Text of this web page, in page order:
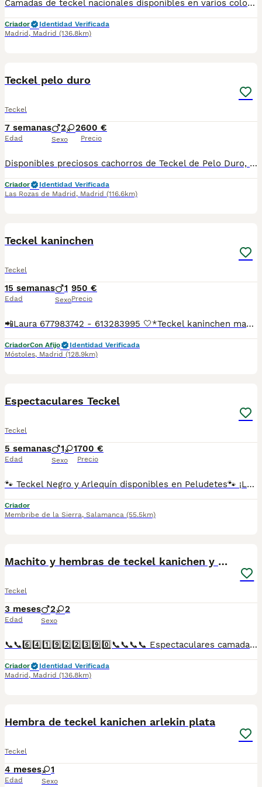
Camadas de teckel nacionales disponibles en varios colores y tonalidades. Machos y hembras. Criadores responsables y familiares. Se entregan a partir de 2 meses de edad y sus vacunas correspondientes, desparasitados. Todos los cachorros son descendientes de las mejores líneas nacionales. Se entregan en toda España con transporte de alta calidad preparado para animales, van en vehículo climatizado con chófer particular a cargo del comprador. Si tienes dudas o consultas sobre la raza, podemos resolver tus dudas por whats app ;) Abogamos por una cría nacional (no en países del este) en un ambiente familiar con personas con vocación en una cría ética y responsable, y que por encima de todo, aman a los animales Teléfono / Whats app: 641 92 23 90
Criador
Identidad Verificada
Madrid , Madrid (136.8km)
Teckel pelo duro
Teckel
7 semanas
Edad
2 2
Sexo
600 €
Precio
Disponibles preciosos cachorros de Teckel de Pelo Duro, criados en ambiente familiar y acostumbrados al contacto diario. Muy sociables, cariñosos y con el carácter valiente y divertido que caracteriza a la raza. Procedentes de padres seleccionados por salud, morfología y temperamento. Cachorros equilibrados y perfectamente adaptados a la convivencia familiar. Se entregan con: ✔ Microchip ✔ Pasaporte veterinario ✔ Mínimo dos vacunas ✔ Desparasitaciones al día ✔ Contrato y asesoramiento El Teckel de Pelo Duro destaca por su inteligencia, personalidad y gran apego a sus propietarios. Una raza ideal tanto para compañía como para personas activas. Posibilidad de envío a toda España, incluidas Baleares y Canarias. Contactar por teléfono o WhatsApp para fotos, vídeos y disponibilidad.
Criador
Identidad Verificada
Las Rozas de Madrid , Madrid (116.6km)
Teckel kaninchen
Teckel
15 semanas
Edad
1
Sexo
950 €
Precio
📲Laura 677983742 - 613283995 🤍*Teckel kaninchen macho negro fuego*🤍 ¿Buscas un nuevo compañero para tu hogar? ❤️ Tenemos preciosos cachorros listos para encontrar una familia responsable. ✅ Vacunados ✅ Desparasitados ✅ Cartilla sanitaria ✅ Garantías incluidas ✅ Máxima atención y cuidado Se hacen envíos a toda España: Andalucía: Almería, Cádiz, Córdoba, Granada, Huelva, Jaén, Málaga, Sevilla.Aragón: Huesca, Teruel, Zaragoza.Asturias: Oviedo.Baleares: Palma.Canarias: Las Palmas de Gran Canaria, Santa Cruz de Tenerife.Cantabria: Santander.Castilla-La Mancha: Albacete, Ciudad Real, Cuenca, Guadalajara, Toledo.Castilla y León: Ávila, Burgos, León, Palencia, Salamanca, Segovia, Soria, Valladolid, Zamora.Cataluña: Barcelona, Gerona (Girona), Lérida (Lleida), Tarragona.Comunidad Valenciana: Alicante, Castellón de la Plana, Valencia.Extremadura: Badajoz, Cáceres.Galicia: La Coruña (A Coruña), Lugo, Orense (Ourense), Pontevedra.La Rioja: Logroño.Madrid: Madrid.Murcia: Murcia.Navarra: Pamplona.País Vasco: Bilbao (Vizcaya), San Sebastián (Guipúzcoa), Vitoria (Álava). 🐾 Cachorros sanos, sociables y criados con mucho cariño. 📲 ¡Pregunta sin compromiso por disponibilidad, fotos y precios por mensaje privado!
CriadorCon Afijo
Identidad Verificada
Móstoles, Madrid (128.9km)
Espectaculares Teckel
Teckel
5 semanas
Edad
1 1
Sexo
700 €
Precio
🐾 Teckel Negro y Arlequín disponibles en Peludetes🐾 ¡Los pequeños más simpáticos ya te están esperando! ❤️ ✔️ Criados con mucho cariño y socializados desde pequeños. ✔️ Se entregan vacunados, desparasitados, con microchip y cartilla veterinaria. ✔️ Garantía sanitaria y asesoramiento antes y después de la entrega. El Teckel es un compañero alegre, inteligente y muy cariñoso, ideal para familias y para quienes buscan un perro fiel y divertido. 📍 Peludetes Salamanca 📲 Escríbenos por WhatsApp para más información, fotos, vídeos y disponibilidad.
Criador
Membribe de la Sierra, Salamanca (55.5km)
Machito y hembras de teckel kanichen y miniatura
Teckel
3 meses
Edad
2 2
Sexo
📞📞6️⃣4️⃣1️⃣9️⃣2️⃣2️⃣3️⃣9️⃣0️⃣📞📞📞📞 Espectaculares camadas de perritos de teckel miniatura y kanichén nacionales descendientes de las mejores líneas de sangre. Disponibles tanto hembras como machos. Las camadas están bajo supervisión veterinaria desde su nacimiento hasta que son entregadas a su nueva familia. Criados por un equipo de profesionales y mejores personas que, con más de 20 años de experiencia , cuidan a los animales por vocación, aplicando una cría ética y responsable para que cada cachorro se desarrolle con la mejor salud y con un buen temperamento. Todos los cachorritos se entregan con unos dos meses y medio de edad y sus vacunas correspondientes, desparasitados interna y externamente, con certificado de salud, y garantía tanto por enfermedad vírica como congénito genética. Posibilidad de entregar en toda España mediante transporte propio preparado para animales y con chofer privado. Los precios pueden variar según las características y morfología de cada cachorro. Añádenos al whats app o llámanos, y encantados atenderemos todas tus dudas y consultas. Teléfono / Whats app: 641 92 23 90
Criador
Identidad Verificada
Madrid , Madrid (136.8km)
Hembra de teckel kanichen arlekin plata
Teckel
4 meses
Edad
1
Sexo